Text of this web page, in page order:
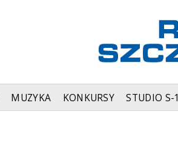
MUZYKA KONKURSY STUDIO S-1